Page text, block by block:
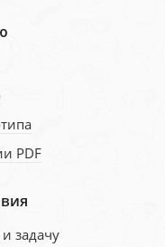
PDF
задачу